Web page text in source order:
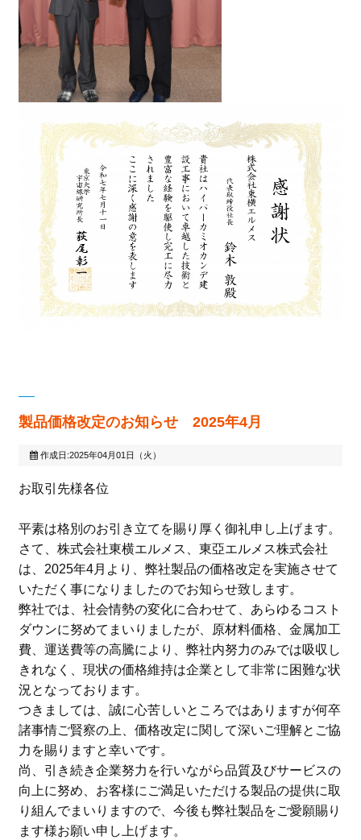
製品価格改定のお知らせ 2025年4月
作成日:2025年04月01日（火）
お取引先様各位
平素は格別のお引き立てを賜り厚く御礼申し上げます。
さて、株式会社東横エルメス、東亞エルメス株式会社
は、 2025年4月より、弊社製品の価格改定を実施させて
いただく事になりましたのでお知らせ致します。
弊社では、社会情勢の変化に合わせて、あらゆるコスト
ダウンに努めてまいりましたが、原材料価格、金属加工
費、運送費等の高騰により、弊社内努力のみでは吸収し
きれなく、現状の価格維持は企業として非常に困難な状
況となっております。
つきましては、誠に心苦しいところではありますが何卒
諸事情ご賢察の上、価格改定に関して深いご理解とご協
力を賜りますと幸いです。
尚、引き続き企業努力を行いながら品質及びサービスの
向上に努め、お客様にご満足いただける製品の提供に取
り組んでまいりますので、今後も弊社製品をご愛願賜り
ます様お願い申し上げます。